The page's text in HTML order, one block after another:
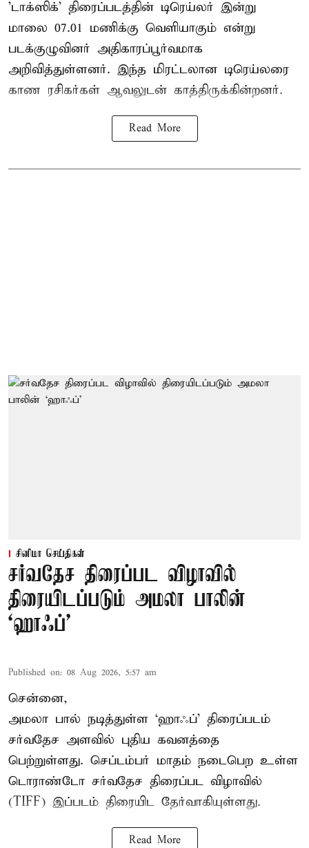
'டாக்ஸிக்' திரைப்படத்தின் டிரெய்லர் இன்று
மாலை 07.01 மணிக்கு வெளியாகும் என்று
படக்குழுவினர் அதிகாரப்பூர்வமாக
அறிவித்துள்ளனர். இந்த மிரட்டலான டிரெய்லரை
காண ரசிகர்கள் ஆவலுடன் காத்திருக்கின்றனர்.
Read More
சினிமா செய்திகள்
சர்வதேச திரைப்பட விழாவில்
திரையிடப்படும் அமலா பாலின்
‘ஹாஃப்’
Published on: 08 Aug 2026, 5:57 am
சென்னை,
அமலா பால் நடித்துள்ள ‘ஹாஃப்’ திரைப்படம்
சர்வதேச அளவில் புதிய கவனத்தை
பெற்றுள்ளது. செப்டம்பர் மாதம் நடைபெற உள்ள
டொராண்டோ சர்வதேச திரைப்பட விழாவில்
(TIFF) இப்படம் திரையிட தேர்வாகியுள்ளது.
Read More